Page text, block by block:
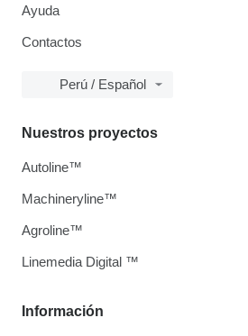
Ayuda
Contactos
Perú / Español
Información
Nuestros proyectos
Autoline™
Machineryline™
Agroline™
Linemedia Digital ™